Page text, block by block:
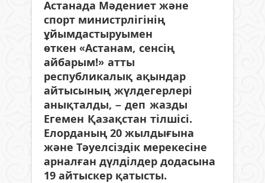
Астанада Мәдениет және
спорт министрлігінің
ұйымдастыруымен
өткен «Астанам, сенсің
айбарым!» атты
республикалық ақындар
айтысының жүлдегерлері
анықталды, – деп жазды
Егемен Қазақстан тілшісі.
Елорданың 20 жылдығына
және Тәуелсіздік мерекесіне
арналған дүлділдер додасына
19 айтыскер қатысты.